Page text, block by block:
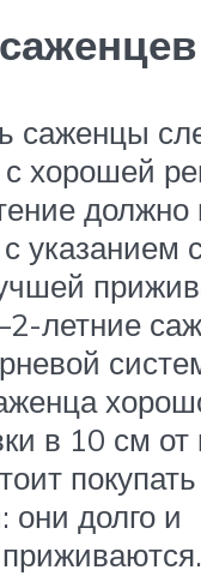
саженцы
хорошей
должно
указанием
летние
в 10 см от
покупать
они долго и